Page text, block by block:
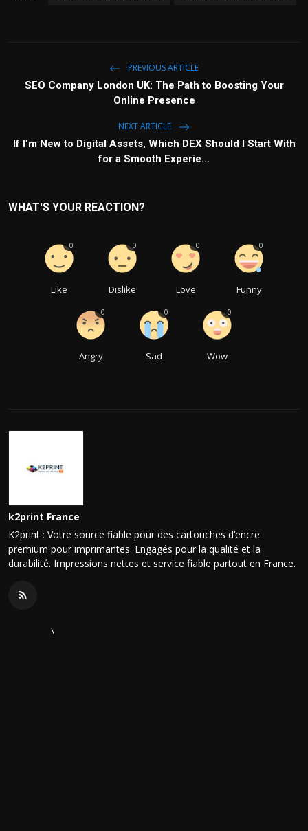
PREVIOUS ARTICLE
SEO Company London UK: The Path to Boosting Your
Online Presence
NEXT ARTICLE
If I’m New to Digital Assets, Which DEX Should I Start With
for a Smooth Experie...
WHAT'S YOUR REACTION?
Like
0
Dislike
0
Love
0
Funny
0
Angry
0
Sad
0
Wow
0
k2print France
K2print : Votre source fiable pour des cartouches d’encre
premium pour imprimantes. Engagés pour la qualité et la
durabilité. Impressions nettes et service fiable partout en France.
\